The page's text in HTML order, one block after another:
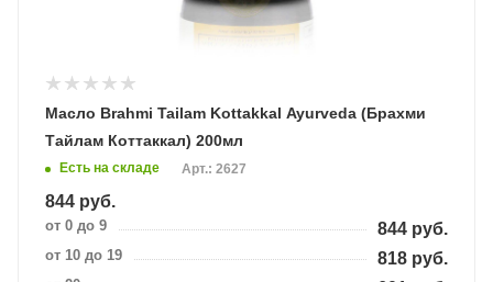
Масло Brahmi Tailam Kottakkal Ayurveda (Брахми
Тайлам Коттаккал) 200мл
Есть на складе Арт.: 2627
844 руб.
от 0 до 9 844 руб.
от 10 до 19 818 руб.